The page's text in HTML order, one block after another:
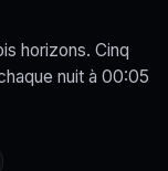
horizons. Cinq
nuit à 00:05